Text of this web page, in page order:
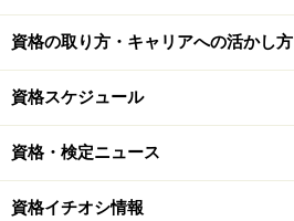
資格の取り方・キャリアへの活かし方
資格スケジュール
資格・検定ニュース
資格イチオシ情報